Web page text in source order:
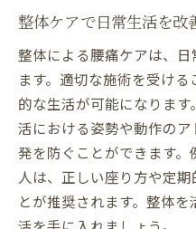
整体ケアで日常生活を改
整体による腰痛ケアは、
ます。適切な施術を受け
的な生活が可能になりま
活における姿勢や動作の
発を防ぐことができます
人は、正しい座り方や定
とが推奨されます。整体